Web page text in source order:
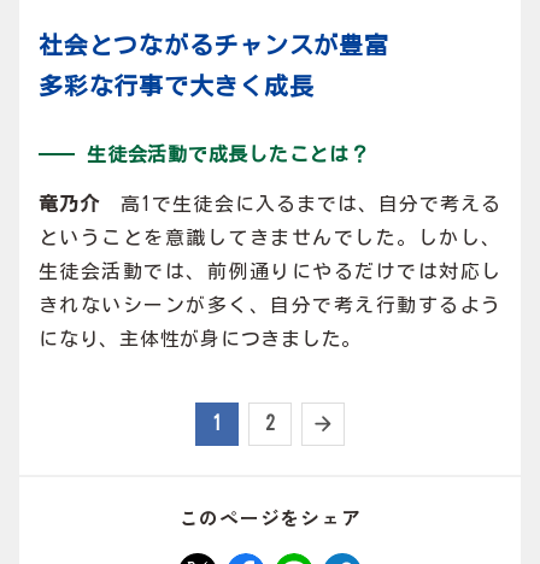
社会とつながるチャンスが豊富
多彩な行事で大きく成長
生徒会活動で成長したことは？
竜乃介 高1で生徒会に入るまでは、自分で考える
ということを意識してきませんでした。しかし、
生徒会活動では、前例通りにやるだけでは対応し
きれないシーンが多く、自分で考え行動するよう
になり、主体性が身につきました。
1 2
このページをシェア